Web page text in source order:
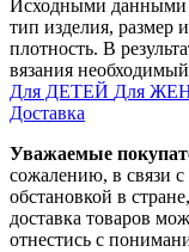
Исходными данными
тип изделия, размер
плотность. В
вязания
Для ДЕТЕЙ Для
Доставка
Уважаемые
сожалению, в связи
обстановкой в
доставка товаров
отнестись с